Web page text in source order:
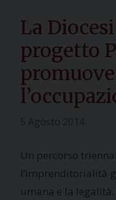
La
progetto
Un percorso
l’imprenditorialità
umana e la